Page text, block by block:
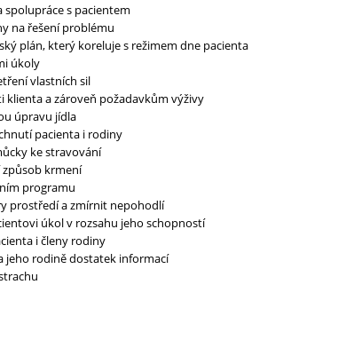
s pacientem
na řešení problému
plán, který koreluje s režimem dne pacienta
úkoly
vlastních sil
klienta a zároveň požadavkům výživy
úpravu jídla
pacienta i rodiny
ke stravování
krmení
programu
prostředí a zmírnit nepohodlí
úkol v rozsahu jeho schopností
i členy rodiny
jeho rodině dostatek informací